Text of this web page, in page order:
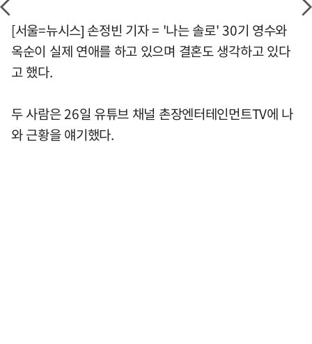
[서울=뉴시스] 손정빈 기자 = '나는 솔로' 30기 영수와
옥순이 실제 연애를 하고 있으며 결혼도 생각하고 있다
고 했다.
두 사람은 26일 유튜브 채널 촌장엔터테인먼트TV에 나
와 근황을 얘기했다.